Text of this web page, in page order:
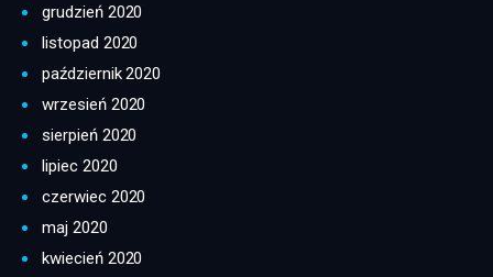
grudzień 2020
listopad 2020
październik 2020
wrzesień 2020
sierpień 2020
lipiec 2020
czerwiec 2020
maj 2020
kwiecień 2020